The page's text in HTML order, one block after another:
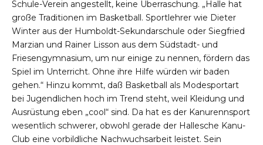
Schule-Verein angestellt, keine Überraschung. „Halle hat
große Traditionen im Basketball. Sportlehrer wie Dieter
Winter aus der Humboldt-Sekundarschule oder Siegfried
Marzian und Rainer Lisson aus dem Südstadt- und
Friesengymnasium, um nur einige zu nennen, fördern das
Spiel im Unterricht. Ohne ihre Hilfe würden wir baden
gehen.“ Hinzu kommt, daß Basketball als Modesportart
bei Jugendlichen hoch im Trend steht, weil Kleidung und
Ausrüstung eben „cool“ sind. Da hat es der Kanurennsport
wesentlich schwerer, obwohl gerade der Hallesche Kanu-
Club eine vorbildliche Nachwuchsarbeit leistet. Sein